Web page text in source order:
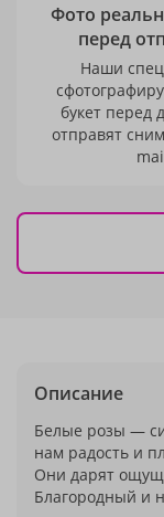
Фото
перед
Наши
букет перед
отправят
Описание
Белые розы —
нам радость и
Они дарят
Благородный и